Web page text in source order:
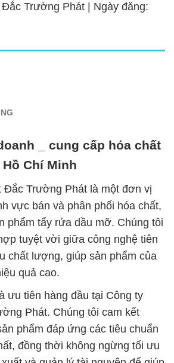
Trường Phát | Ngày đăng:
_ cung cấp hóa chất
Chí Minh
Đắc Trường Phát là một đơn vị
vực bán và phân phối hóa chất,
phẩm tẩy rửa dầu mỡ. Chúng tôi
tuyệt vời giữa công nghệ tiên
chất lượng, giúp sản phẩm của
quả cao.
ưu tiên hàng đầu tại Công ty
Phát. Chúng tôi cam kết
phẩm đáp ứng các tiêu chuẩn
đồng thời không ngừng tối ưu